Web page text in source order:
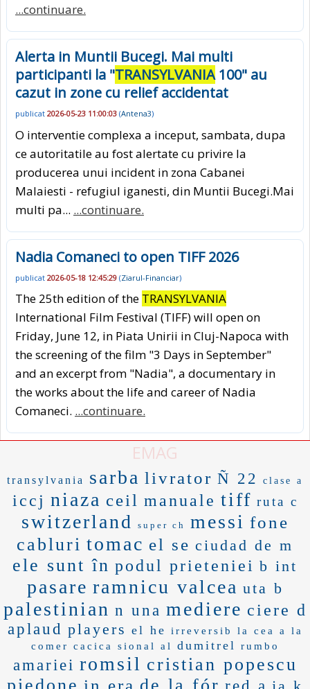
...continuare.
Alerta in Muntii Bucegi. Mai multi
participanti la "TRANSYLVANIA100" au
cazut in zone cu relief accidentat
publicat 2026-05-23 11:00:03 (Antena3)
O interventie complexa a inceput, sambata, dupa
ce autoritatile au fost alertate cu privire la
producerea unui incident in zona Cabanei
Malaiesti - refugiul iganesti, din Muntii Bucegi.Mai
multi pa... ...continuare.
Nadia Comaneci to open TIFF 2026
publicat 2026-05-18 12:45:29 (Ziarul-Financiar)
The 25th edition of the TRANSYLVANIA
International Film Festival (TIFF) will open on
Friday, June 12, in Piata Unirii in Cluj-Napoca with
the screening of the film "3 Days in September"
and an excerpt from "Nadia", a documentary in
the works about the life and career of Nadia
Comaneci. ...continuare.
EMAG
transylvania sarba livrator Ñ 22 clase a
iccj niaza ceil manuale tiff ruta c
switzerland super ch messi fone
cabluri tomac el se ciudad de m
ele sunt în podul prieteniei b int
pasare ramnicu valcea uta b
palestinian n una mediere ciere d
aplaud players el he irreversib la cea
a la
comer
cacica sional al dumitrel rumbo
amariei romsil cristian popescu